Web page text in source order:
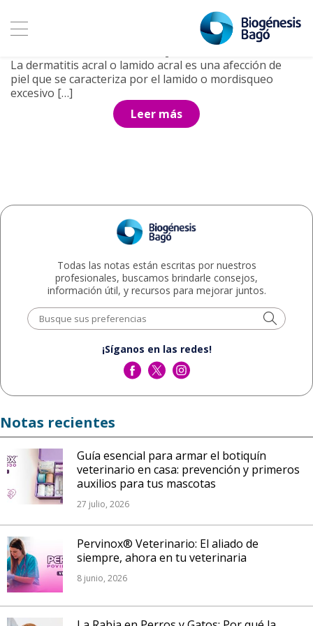
Archivo de etiquetas: lamido
10 septiembre, 2018
Dermatitis acral por lamido
La dermatitis acral o lamido acral es una afección de
piel que se caracteriza por el lamido o mordisqueo
excesivo […]
Leer más
Todas las notas están escritas por nuestros
profesionales, buscamos brindarle consejos,
información útil, y recursos para mejorar juntos.
¡Síganos en las redes!
Notas recientes
Guía esencial para armar el botiquín
veterinario en casa: prevención y primeros
auxilios para tus mascotas
27 julio, 2026
Pervinox® Veterinario: El aliado de
siempre, ahora en tu veterinaria
8 junio, 2026